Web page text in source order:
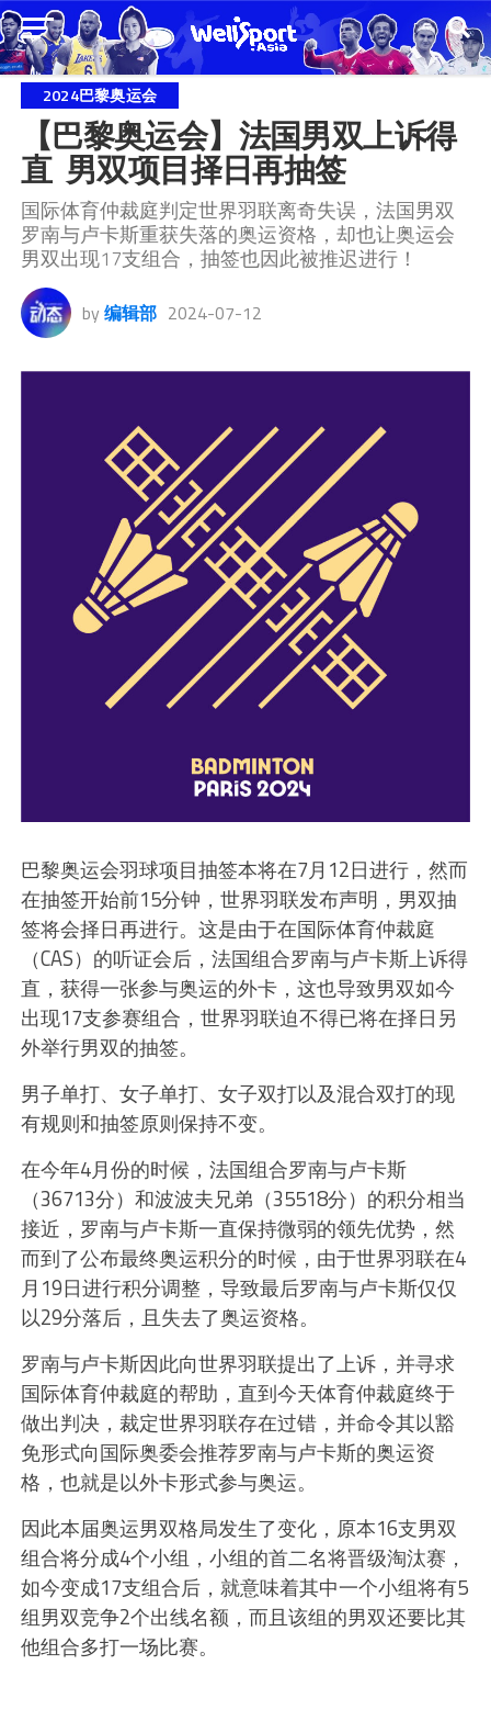
2024巴黎奥运会
【巴黎奥运会】法国男双上诉得
直  男双项目择日再抽签
国际体育仲裁庭判定世界羽联离奇失误，法国男双
罗南与卢卡斯重获失落的奥运资格，却也让奥运会
男双出现17支组合，抽签也因此被推迟进行！
by 编辑部 2024-07-12
巴黎奥运会羽球项目抽签本将在7月12日进行，然而
在抽签开始前15分钟，世界羽联发布声明，男双抽
签将会择日再进行。这是由于在国际体育仲裁庭
（CAS）的听证会后，法国组合罗南与卢卡斯上诉得
直，获得一张参与奥运的外卡，这也导致男双如今
出现17支参赛组合，世界羽联迫不得已将在择日另
外举行男双的抽签。
男子单打、女子单打、女子双打以及混合双打的现
有规则和抽签原则保持不变。
在今年4月份的时候，法国组合罗南与卢卡斯
（36713分）和波波夫兄弟（35518分）的积分相当
接近，罗南与卢卡斯一直保持微弱的领先优势，然
而到了公布最终奥运积分的时候，由于世界羽联在4
月19日进行积分调整，导致最后罗南与卢卡斯仅仅
以29分落后，且失去了奥运资格。
罗南与卢卡斯因此向世界羽联提出了上诉，并寻求
国际体育仲裁庭的帮助，直到今天体育仲裁庭终于
做出判决，裁定世界羽联存在过错，并命令其以豁
免形式向国际奥委会推荐罗南与卢卡斯的奥运资
格，也就是以外卡形式参与奥运。
因此本届奥运男双格局发生了变化，原本16支男双
组合将分成4个小组，小组的首二名将晋级淘汰赛，
如今变成17支组合后，就意味着其中一个小组将有5
组男双竞争2个出线名额，而且该组的男双还要比其
他组合多打一场比赛。